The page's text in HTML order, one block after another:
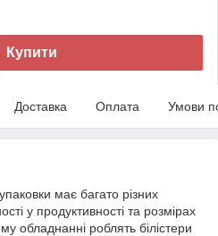
Купити
Доставка Оплата Умови
має багато різних
у продуктивності та розмірах
обладнанні роблять білістери